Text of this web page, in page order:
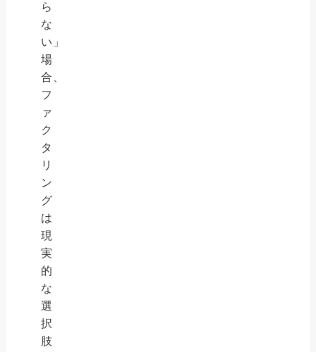
ら
な
い」
場
合、
フ
ァ
ク
タ
リ
ン
グ
は
現
実
的
な
選
択
肢